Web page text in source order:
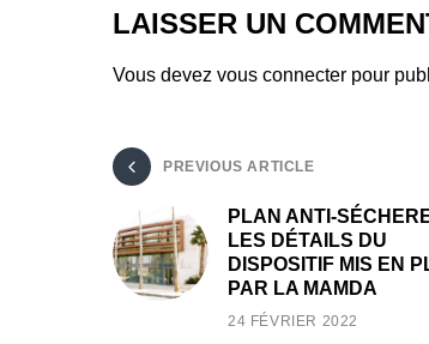
LAISSER UN
Vous devez vous connecter pour
PREVIOUS ARTICLE
PLAN ANTI-
LES DÉTAILS DU
DISPOSITIF MIS EN
PAR LA MAMDA
24 FÉVRIER 2022